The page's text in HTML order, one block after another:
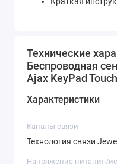
Технические
Беспроводная
Ajax KeyPad
Характеристики
Каналы связи
Технология связи
Напряжение питания/